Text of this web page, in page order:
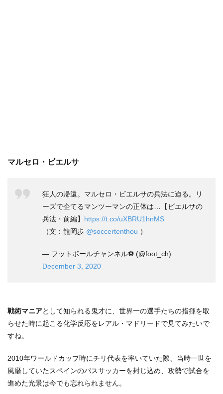
マルセロ・ビエルサ
狂人の帰還。マルセロ・ビエルサの兵法に迫る。リ
ーズで企てるマンツーマンの正体は…【ビエルサの
兵法・前編】 https://t.co/uXBRU1hnMS
（文：龍岡歩 @soccertenthou ）
— フットボールチャンネル⚽️ (@foot_ch)
December 3, 2020
戦術マニアとして知られる鬼才に、世界一の選手たちの指揮を取
らせた時に起こる化学反応をレアル・マドリードで見てみたいで
すね。
2010年ワールドカップ時にチリ代表を率いていた際、当時一世を
風靡していたスペインのパスサッカーを封じ込め、攻勢で試合を
進めた光景は今でも忘れられません。